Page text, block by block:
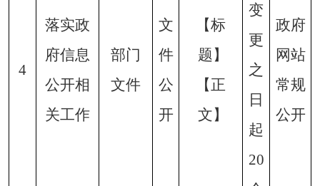
4
落实政
府信息
公开相
关工作
部门
文件
文
件
公
开
【标
题】
【正
文】
变
更
之
日
起
20
政府
网站
常规
公开